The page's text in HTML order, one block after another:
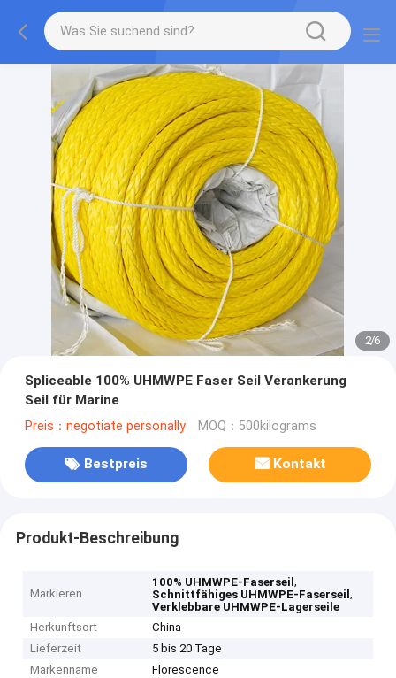
2/6
Spliceable 100% UHMWPE Faser Seil Verankerung
Seil für Marine
Preis：negotiate personally MOQ：500kilograms
Bestpreis Kontakt
Produkt-Beschreibung
Markieren
100% UHMWPE-Faserseil,
Schnittfähiges UHMWPE-Faserseil,
Verklebbare UHMWPE-Lagerseile
Herkunftsort
China
Lieferzeit
5 bis 20 Tage
Markenname
Florescence